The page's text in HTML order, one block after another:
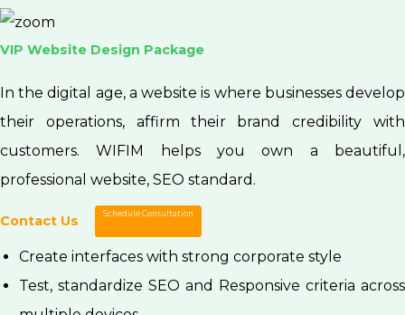
VIP Website Design Package
In the digital age, a website is where businesses develop
their operations, affirm their brand credibility with
customers. WIFIM helps you own a beautiful,
professional website, SEO standard.
Contact Us Schedule Consultation
Create interfaces with strong corporate style
Test, standardize SEO and Responsive criteria across